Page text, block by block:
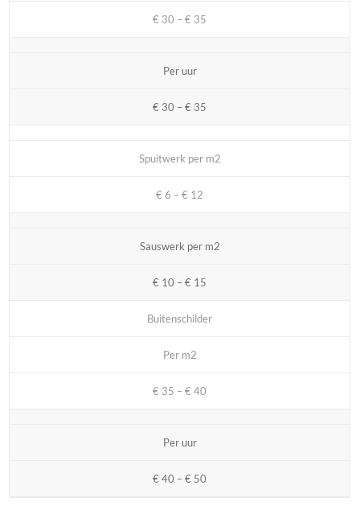
€ 30 – € 35
Per uur
€ 30 – € 35
Spuitwerk per m2
€ 6 – € 12
Sauswerk per m2
€ 10 – € 15
Buitenschilder
Per m2
€ 35 – € 40
Per uur
€ 40 – € 50